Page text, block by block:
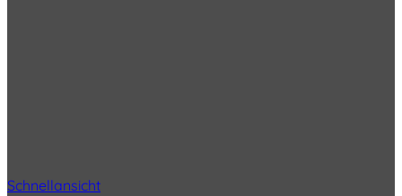
Schnellansicht